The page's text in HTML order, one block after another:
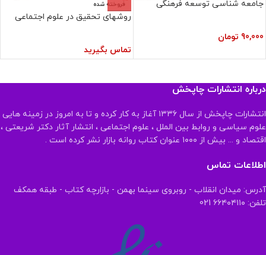
جامعه شناسی توسعه فرهنگی
90,000 تومان
فروخته شده
روشهای تحقیق در علوم اجتماعی
تماس بگیرید
درباره انتشارات چاپخش
انتشارات چاپخش از سال ۱۳۳۶ آغاز به کار کرده و تا به امروز در زمینه هایی
علوم سیاسی و روابط بین الملل ، علوم اجتماعی ، انتشار آثار دکتر شریعتی ،
اقتصاد و ... بیش از ۱۰۰۰ عنوان کتاب روانه بازار نشر کرده است .
اطلاعات تماس
آدرس: میدان انقلاب - روبروی سینما بهمن - بازارچه کتاب - طبقه همکف
تلفن: ۶۶۴۰۴۱۱۰ 021